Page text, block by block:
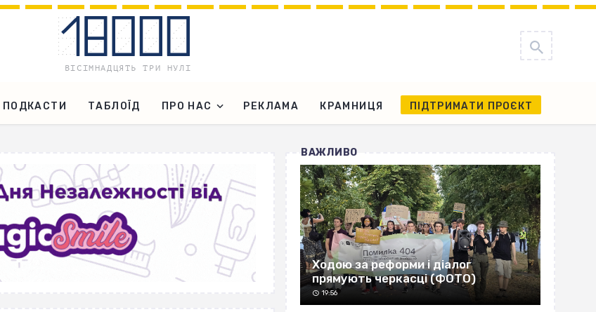
ПОДКАСТИ ТАБЛОЇД ПРО НАС РЕКЛАМА КРАМНИЦЯ ПІДТРИМАТИ ПРОЄКТ
ВАЖЛИВО
Ходою за реформи і діалог
прямують черкасці (ФОТО)
19:56